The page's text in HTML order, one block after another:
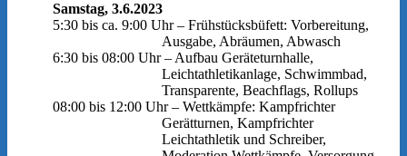
Samstag, 3.6.2023
5:30 bis ca. 9:00 Uhr – Frühstücksbüfett: Vorbereitung,
Ausgabe, Abräumen, Abwasch
6:30 bis 08:00 Uhr – Aufbau Geräteturnhalle,
Leichtathletikanlage, Schwimmbad,
Transparente, Beachflags, Rollups
08:00 bis 12:00 Uhr – Wettkämpfe: Kampfrichter
Gerätturnen, Kampfrichter
Leichtathletik und Schreiber,